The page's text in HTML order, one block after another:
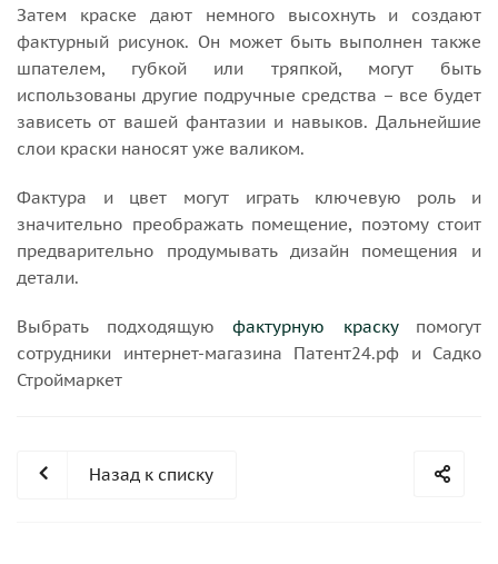
Затем краске дают немного высохнуть и создают
фактурный рисунок. Он может быть выполнен также
шпателем, губкой или тряпкой, могут быть
использованы другие подручные средства – все будет
зависеть от вашей фантазии и навыков. Дальнейшие
слои краски наносят уже валиком.
Фактура и цвет могут играть ключевую роль и
значительно преображать помещение, поэтому стоит
предварительно продумывать дизайн помещения и
детали.
Выбрать подходящую фактурную краскупомогут
сотрудники интернет-магазина Патент24.рф и Садко
Строймаркет
Назад к списку